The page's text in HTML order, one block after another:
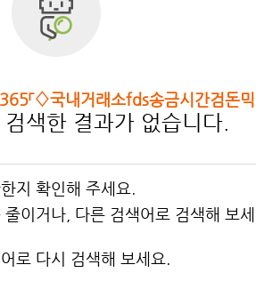
「♢국내거래소fds송금시간검돈믹
색한 결과가 없습니다.
지 확인해 주세요.
이거나, 다른 검색어로 검색해 보세
로 다시 검색해 보세요.